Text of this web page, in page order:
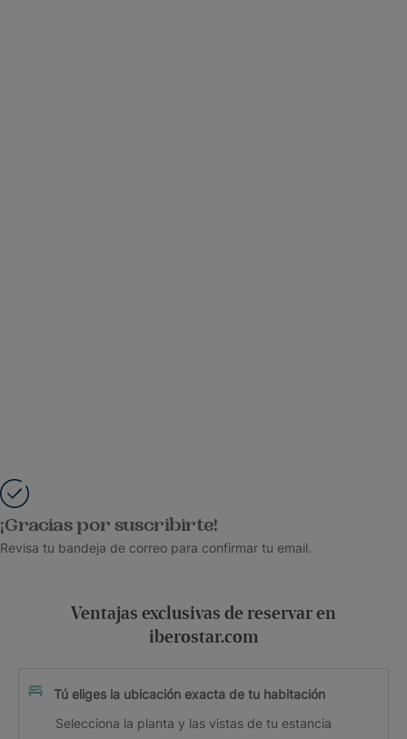
¡Gracias por suscribirte!
Revisa tu bandeja de correo para confirmar tu email.
Ventajas exclusivas de reservar en
iberostar.com
Tú eliges la ubicación exacta de tu habitación
Selecciona la planta y las vistas de tu estancia